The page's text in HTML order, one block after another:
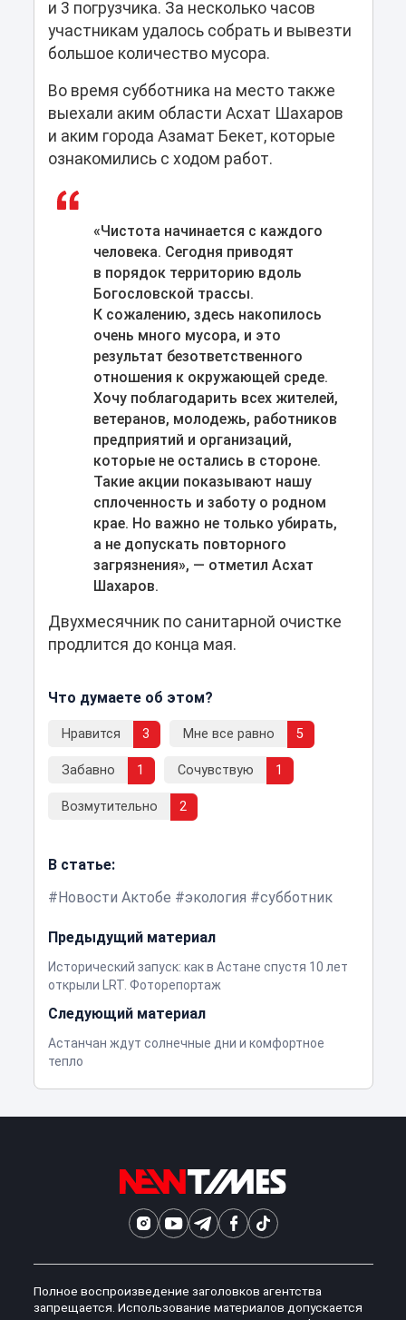
и 3 погрузчика. За несколько часов
участникам удалось собрать и вывезти
большое количество мусора.
Во время субботника на место также
выехали аким области Асхат Шахаров
и аким города Азамат Бекет, которые
ознакомились с ходом работ.
«Чистота начинается с каждого
человека. Сегодня приводят
в порядок территорию вдоль
Богословской трассы.
К сожалению, здесь накопилось
очень много мусора, и это
результат безответственного
отношения к окружающей среде.
Хочу поблагодарить всех жителей,
ветеранов, молодежь, работников
предприятий и организаций,
которые не остались в стороне.
Такие акции показывают нашу
сплоченность и заботу о родном
крае. Но важно не только убирать,
а не допускать повторного
загрязнения», — отметил Асхат
Шахаров.
Двухмесячник по санитарной очистке
продлится до конца мая.
Что думаете об этом?
Нравится 3 Мне все равно 5
Забавно 1 Сочувствую 1
Возмутительно 2
В статье:
Новости Актобе
экология субботник
Предыдущий материал
Исторический запуск: как в Астане спустя 10 лет
открыли LRT. Фоторепортаж
Следующий материал
Астанчан ждут солнечные дни и комфортное
тепло
Полное воспроизведение заголовков агентства
запрещается. Использование материалов допускается